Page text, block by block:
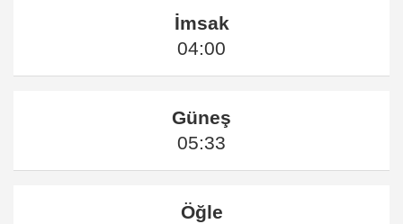
İmsak
04:00
Güneş
05:33
Öğle